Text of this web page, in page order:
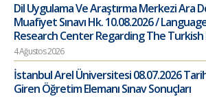
Dil Uygulama Ve Araştırma Merkezi Ara
Muafiyet Sınavı Hk. 10.08.2026 /
Research Center Regarding The Turkish
4 Ağustos 2026
İstanbul Arel Üniversitesi 08.07.2026
Giren Öğretim Elemanı Sınav Sonuçları